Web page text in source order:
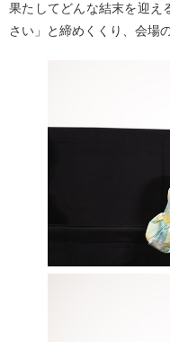
果たしてどんな結末を迎え
さい」と締めくくり、会場